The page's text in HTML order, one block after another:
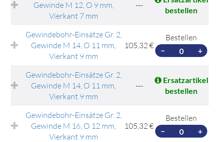
Gewinde M 12, Ø 9 mm,
Vierkant 7 mm
---
bestellen
Gewindebohr-Einsätze Gr. 2,
Gewinde M 14, Ø 11 mm,
Vierkant 9 mm
105,32 €
Bestellen
− +
Gewindebohr-Einsätze Gr. 2,
Gewinde M 14, Ø 11 mm,
Vierkant 9 mm
---
Ersatzartikel
bestellen
Gewindebohr-Einsätze Gr. 2,
Gewinde M 16, Ø 12 mm,
Vierkant 9 mm
105,32 €
Bestellen
− +